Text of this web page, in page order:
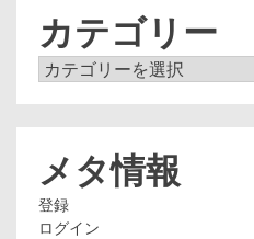
カテゴリー
カ
メタ情報
登録
ログイン